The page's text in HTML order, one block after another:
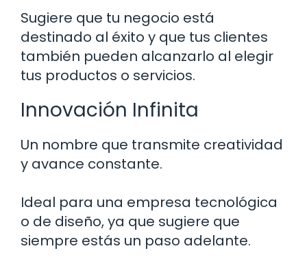
Sugiere que tu negocio está
destinado al éxito y que tus clientes
también pueden alcanzarlo al elegir
tus productos o servicios.
Innovación Infinita
Un nombre que transmite creatividad
y avance constante.
Ideal para una empresa tecnológica
o de diseño, ya que sugiere que
siempre estás un paso adelante.